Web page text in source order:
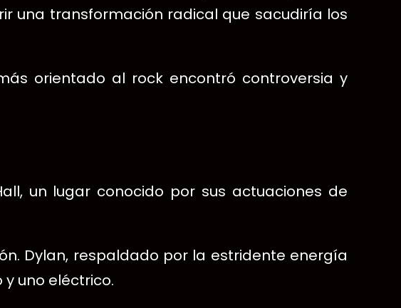
una transformación radical que sacudiría los
orientado al rock encontró controversia y
un lugar conocido por sus actuaciones de
Dylan, respaldado por la estridente energía
uno eléctrico.